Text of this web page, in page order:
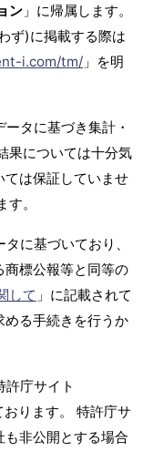
ン 」に帰属します。
ず)に掲載する際は
i.com/tm/ 」を明
タに基づき集計・
果については十分気
ては保証していませ
。
に基づいており、
標公報等と同等の
して 」に記載されて
める手続きを行うか
許庁サイト
ります。 特許庁サ
非公開とする場合